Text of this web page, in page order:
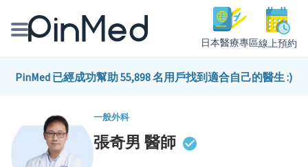
日本醫療專區線上預約
線上預約醫師、院所
健康主題館
PinMed 已經成功幫助 55,898 名用戶找到適合自己的醫生 :)
一般外科
張奇男 醫師